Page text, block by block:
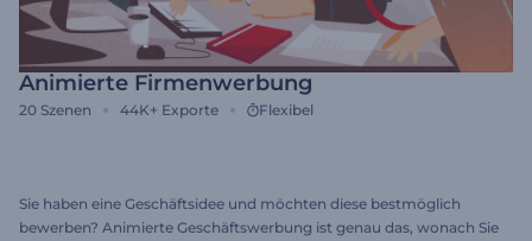
Animierte Firmenwerbung
20 Szenen 44K+ Exporte Flexibel
Sie haben eine Geschäftsidee und möchten diese bestmöglich
bewerben? Animierte Geschäftswerbung ist genau das, wonach Sie